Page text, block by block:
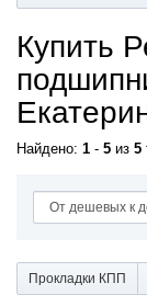
Купить
Найдено: 1 - 5 из 5
Прокладки КПП